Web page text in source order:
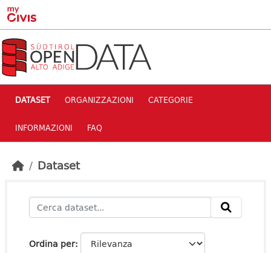
Skip to main content
DATASET ORGANIZZAZIONI CATEGORIE
INFORMAZIONI FAQ
Dataset
Ordina per